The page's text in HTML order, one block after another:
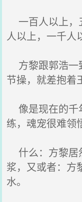
一百人以上，
人以上，一千人
方黎跟郭浩一
节操，就差抱着
像是现在的千
练，魂宠很难领
什么：方黎居
浆，又或者：方
水。